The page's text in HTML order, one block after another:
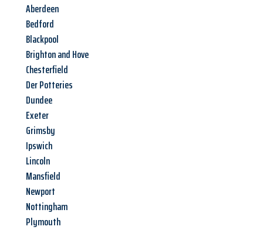
Aberdeen
Bedford
Blackpool
Brighton and Hove
Chesterfield
Der Potteries
Dundee
Exeter
Grimsby
Ipswich
Lincoln
Mansfield
Newport
Nottingham
Plymouth